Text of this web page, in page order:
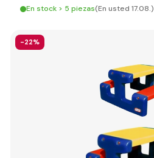
En stock > 5 piezas(En usted 17.08.)
-22%